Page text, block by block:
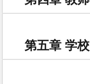
第五章 学